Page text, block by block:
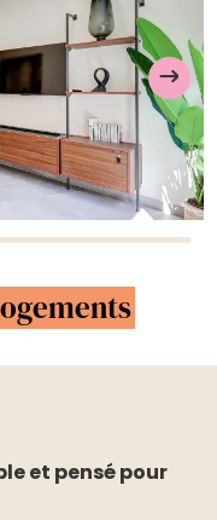
et pensé pour